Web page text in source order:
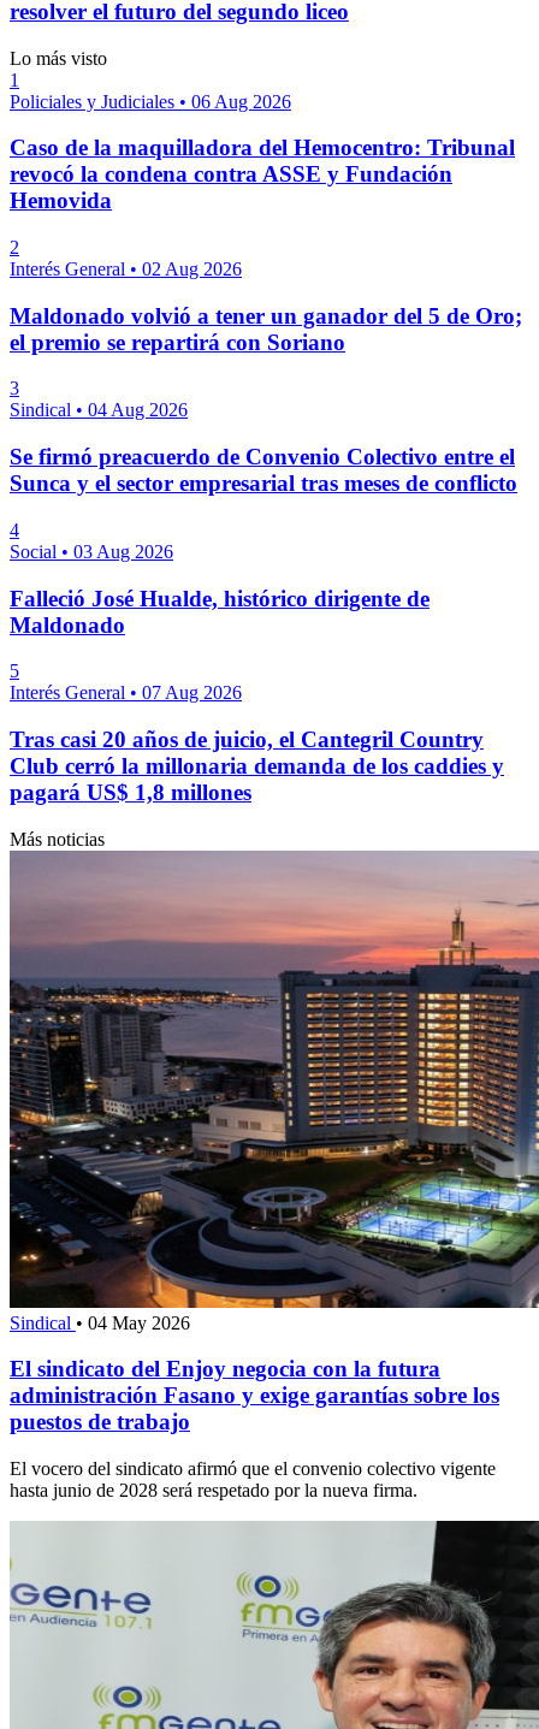
resolver el futuro del segundo liceo
Lo más visto
1
Policiales y Judiciales • 06 Aug 2026
Caso de la maquilladora del Hemocentro: Tribunal
revocó la condena contra ASSE y Fundación
Hemovida
2
Interés General • 02 Aug 2026
Maldonado volvió a tener un ganador del 5 de Oro;
el premio se repartirá con Soriano
3
Sindical • 04 Aug 2026
Se firmó preacuerdo de Convenio Colectivo entre el
Sunca y el sector empresarial tras meses de conflicto
4
Social • 03 Aug 2026
Falleció José Hualde, histórico dirigente de
Maldonado
5
Interés General • 07 Aug 2026
Tras casi 20 años de juicio, el Cantegril Country
Club cerró la millonaria demanda de los caddies y
pagará US$ 1,8 millones
Más noticias
Sindical • 04 May 2026
El sindicato del Enjoy negocia con la futura
administración Fasano y exige garantías sobre los
puestos de trabajo
El vocero del sindicato afirmó que el convenio colectivo vigente
hasta junio de 2028 será respetado por la nueva firma.